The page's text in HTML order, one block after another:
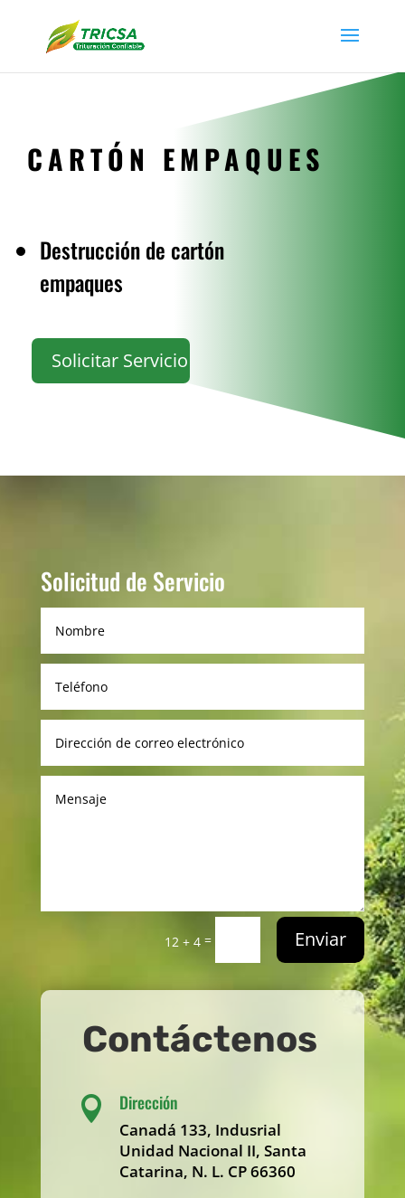
CARTÓN EMPAQUES
Destrucción de cartón
empaques
Solicitar Servicio
Solicitud de Servicio
12 + 4 = Enviar
Contáctenos
 Dirección
Canadá 133, Indusrial
Unidad Nacional II, Santa
Catarina, N. L. CP 66360